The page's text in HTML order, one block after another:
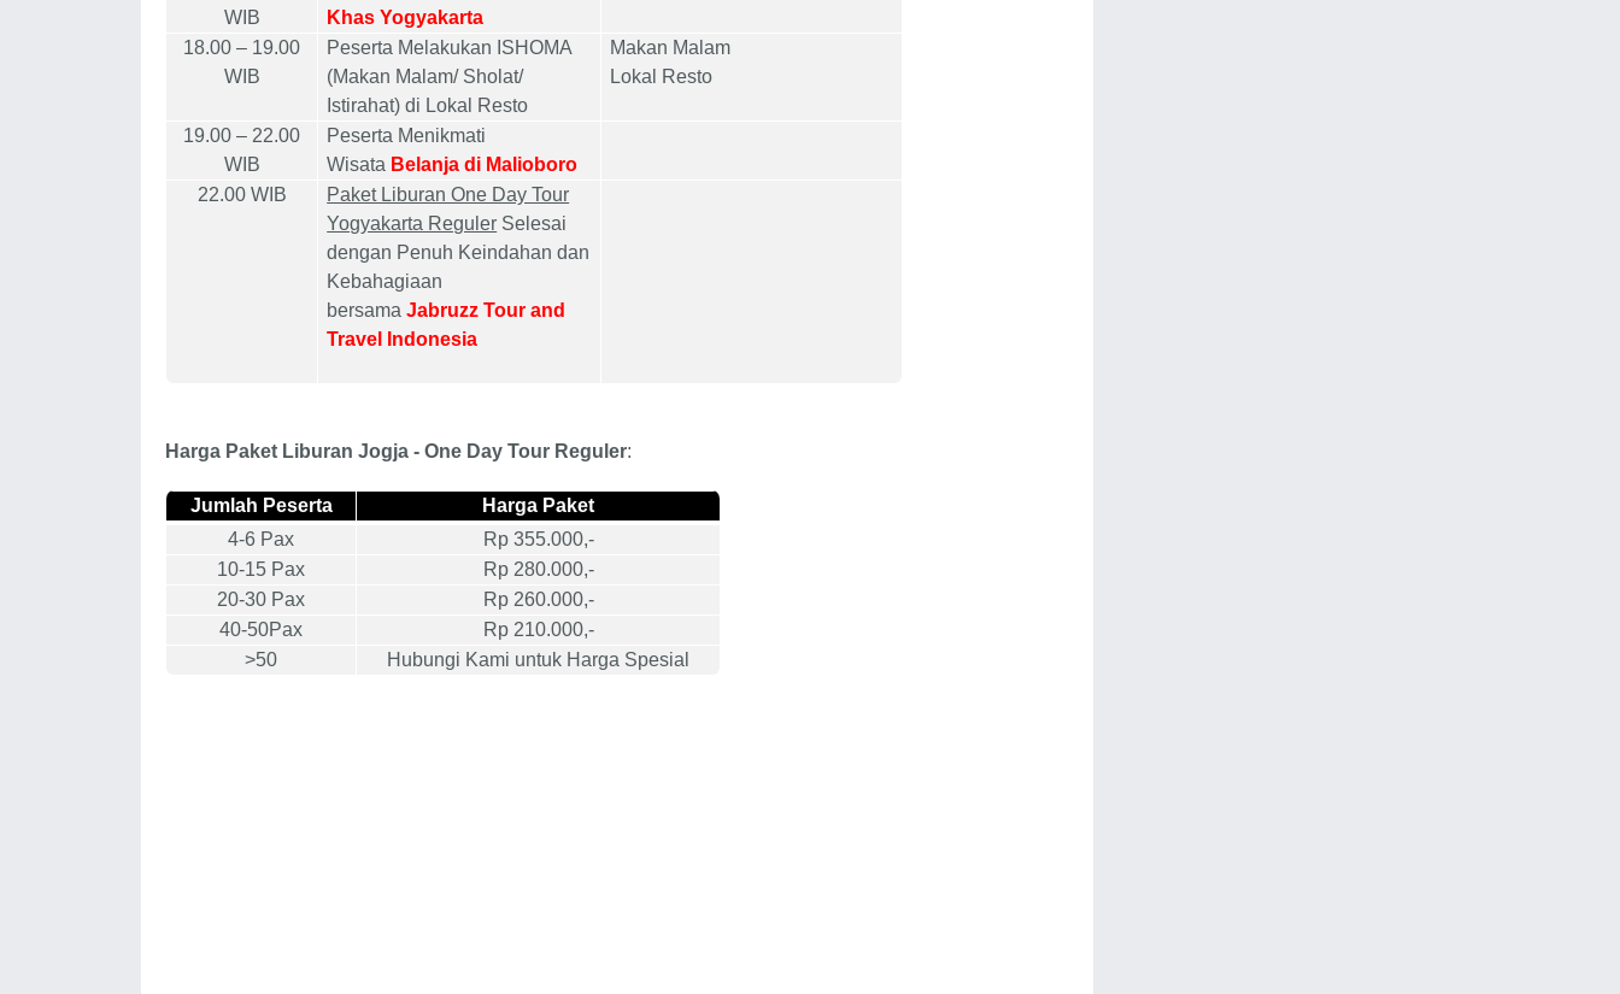
WIB
Khas Yogyakarta
18.00 – 19.00
WIB
Peserta Melakukan ISHOMA
(Makan Malam/ Sholat/
Istirahat) di Lokal Resto
Makan Malam
Lokal Resto
19.00 – 22.00
WIB
Peserta Menikmati
Wisata Belanja di Malioboro
22.00 WIB
Paket Liburan One Day Tour
Yogyakarta Reguler Selesai
dengan Penuh Keindahan dan
Kebahagiaan
bersamaJabruzz Tour and
Travel Indonesia
Harga Paket Liburan Jogja - One Day Tour Reguler:
Jumlah Peserta
Harga Paket
4-6 Pax
Rp 355.000,-
10-15 Pax
Rp 280.000,-
20-30 Pax
Rp 260.000,-
40-50Pax
Rp 210.000,-
>50
Hubungi Kami untuk Harga Spesial